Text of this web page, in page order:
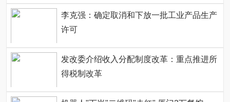
李克强：确定取消和下放一批工业产品生产
许可
发改委介绍收入分配制度改革：重点推进所
得税制改革